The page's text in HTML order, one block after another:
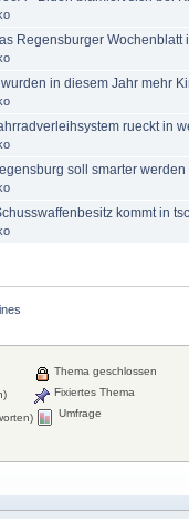
Regensburger Wochenblatt
in diesem Jahr mehr
rueckt in
soll smarter werden
kommt in
Thema geschlossen
Fixiertes Thema
Umfrage